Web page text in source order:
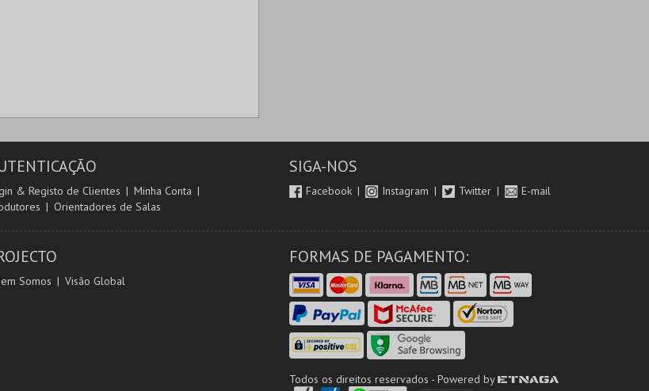
& Registo de Clientes
Minha Conta
Orientadores de Salas
SIGA-NOS
Facebook Instagram Twitter E-mail
Somos Visão Global
FORMAS DE PAGAMENTO:
Todos os direitos reservados - Powered by